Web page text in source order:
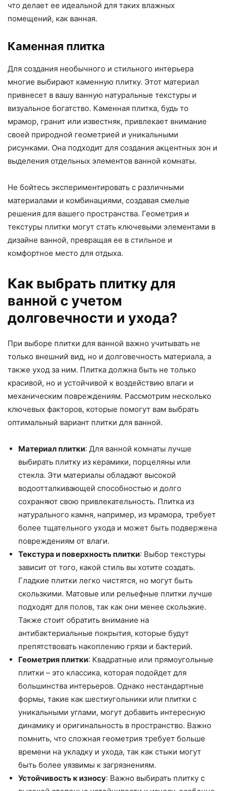
что делает ее идеальной для таких влажных
помещений, как ванная.
Каменная плитка
Для создания необычного и стильного интерьера
многие выбирают каменную плитку. Этот материал
привнесет в вашу ванную натуральные текстуры и
визуальное богатство. Каменная плитка, будь то
мрамор, гранит или известняк, привлекает внимание
своей природной геометрией и уникальными
рисунками. Она подходит для создания акцентных зон и
выделения отдельных элементов ванной комнаты.
Не бойтесь экспериментировать с различными
материалами и комбинациями, создавая смелые
решения для вашего пространства. Геометрия и
текстуры плитки могут стать ключевыми элементами в
дизайне ванной, превращая ее в стильное и
комфортное место для отдыха.
Как выбрать плитку для
ванной с учетом
долговечности и ухода?
При выборе плитки для ванной важно учитывать не
только внешний вид, но и долговечность материала, а
также уход за ним. Плитка должна быть не только
красивой, но и устойчивой к воздействию влаги и
механическим повреждениям. Рассмотрим несколько
ключевых факторов, которые помогут вам выбрать
оптимальный вариант плитки для ванной.
Материал плитки: Для ванной комнаты лучше
выбирать плитку из керамики, порцеляны или
стекла. Эти материалы обладают высокой
водоотталкивающей способностью и долго
сохраняют свою привлекательность. Плитка из
натурального камня, например, из мрамора, требует
более тщательного ухода и может быть подвержена
повреждениям от влаги.
Текстура и поверхность плитки: Выбор текстуры
зависит от того, какой стиль вы хотите создать.
Гладкие плитки легко чистятся, но могут быть
скользкими. Матовые или рельефные плитки лучше
подходят для полов, так как они менее скользкие.
Также стоит обратить внимание на
антибактериальные покрытия, которые будут
препятствовать накоплению грязи и бактерий.
Геометрия плитки: Квадратные или прямоугольные
плитки – это классика, которая подойдет для
большинства интерьеров. Однако нестандартные
формы, такие как шестиугольники или плитки с
уникальными углами, могут добавить интересную
динамику и оригинальность в пространство. Важно
помнить, что сложная геометрия требует больше
времени на укладку и ухода, так как стыки могут
быть более уязвимы к загрязнениям.
Устойчивость к износу: Важно выбирать плитку с